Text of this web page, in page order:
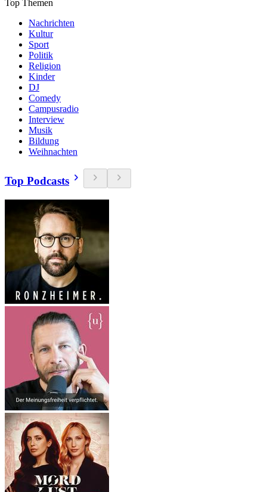
Top Themen
Nachrichten
Kultur
Sport
Politik
Religion
Kinder
DJ
Comedy
Campusradio
Interview
Musik
Bildung
Weihnachten
Top Podcasts